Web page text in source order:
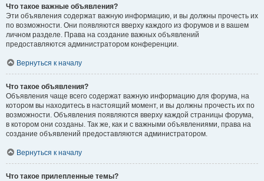
Что такое важные объявления?
Эти объявления содержат важную информацию, и вы должны прочесть их
по возможности. Они появляются вверху каждого из форумов и в вашем
личном разделе. Права на создание важных объявлений
предоставляются администратором конференции.
Вернуться к началу
Что такое объявления?
Объявления чаще всего содержат важную информацию для форума, на
котором вы находитесь в настоящий момент, и вы должны прочесть их по
возможности. Объявления появляются вверху каждой страницы форума,
в котором они созданы. Так же, как и с важными объявлениями, права на
создание объявлений предоставляются администратором.
Вернуться к началу
Что такое прилепленные темы?